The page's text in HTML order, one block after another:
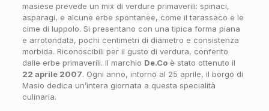
masiese prevede un mix di verdure primaverili: spinaci,
asparagi, e alcune erbe spontanee, come il tarassaco e le
cime di luppolo. Si presentano con una tipica forma piana
e arrotondata, pochi centimetri di diametro e consistenza
morbida. Riconoscibili per il gusto di verdura, conferito
dalle erbe primaverili. Il marchio De.Coè stato ottenuto il
22 aprile 2007. Ogni anno, intorno al 25 aprile, il borgo di
Masio dedica un’intera giornata a questa specialità
culinaria.